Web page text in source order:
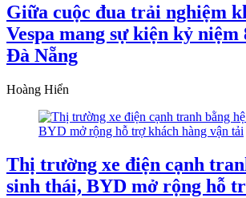
Giữa cuộc đua trải nghiệm
Vespa mang sự kiện kỷ niệm
Đà Nẵng
Hoàng Hiển
Thị trường xe điện cạnh
sinh thái, BYD mở rộng hỗ